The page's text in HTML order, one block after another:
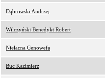
Dąbrowski Andrzej
Wilczyński Benedykt Robert
Niełacna Genowefa
Buc Kazimierz